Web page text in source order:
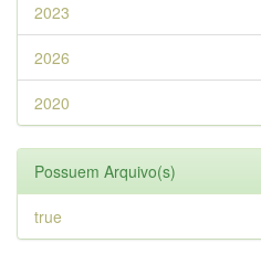
2023
2026
2020
Possuem Arquivo(s)
true